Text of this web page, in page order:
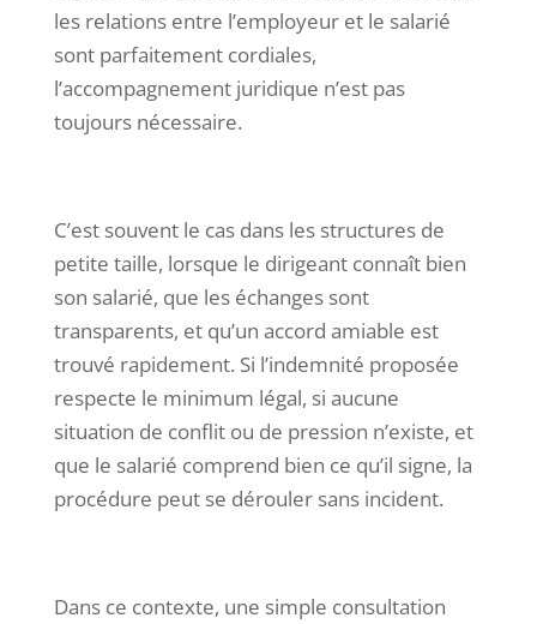
les relations entre l’employeur et le salarié
sont parfaitement cordiales,
l’accompagnement juridique n’est pas
toujours nécessaire.
C’est souvent le cas dans les structures de
petite taille, lorsque le dirigeant connaît bien
son salarié, que les échanges sont
transparents, et qu’un accord amiable est
trouvé rapidement. Si l’indemnité proposée
respecte le minimum légal, si aucune
situation de conflit ou de pression n’existe, et
que le salarié comprend bien ce qu’il signe, la
procédure peut se dérouler sans incident.
Dans ce contexte, une simple consultation